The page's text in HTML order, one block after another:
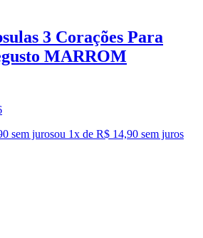
3 Corações Para
MARROM
sem jurosou 1x de R$ 14,90 sem juros